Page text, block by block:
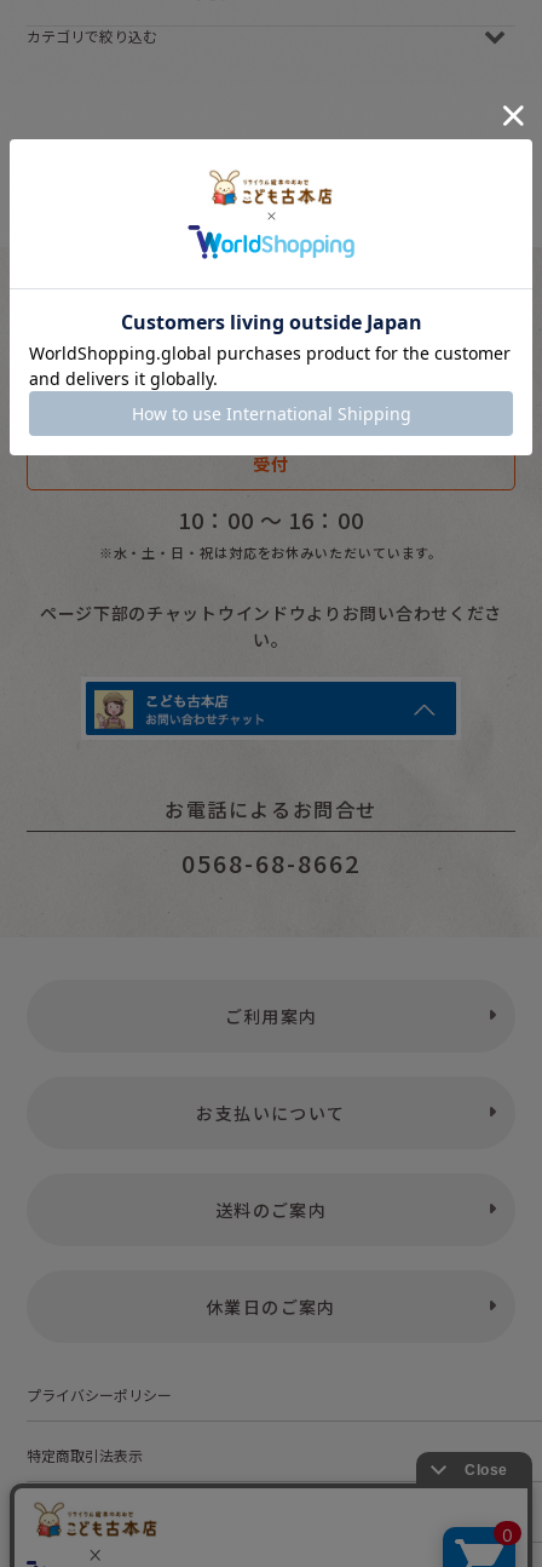
カテゴリで絞り込む
趣味
ご購入に関するご相談やお問い合わせはこちら。
スタッフが親切にお応えします。
受付
10：00 〜 16：00
※水・土・日・祝は対応をお休みいただいています。
ページ下部のチャットウインドウよりお問い合わせくださ
い。
お電話によるお問合せ
0568-68-8662
ご利用案内
お支払いについて
送料のご案内
休業日のご案内
プライバシーポリシー
特定商取引法表示
お問い合わせ